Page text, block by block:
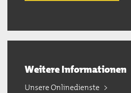
Weitere Informationen
Unsere Onlinedienste